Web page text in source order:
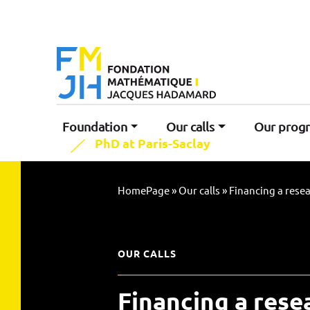
Foundation Our calls Our
PhD at Paris-Saclay
HomePage»Our calls » Financing a
OUR CALLS
Financing a